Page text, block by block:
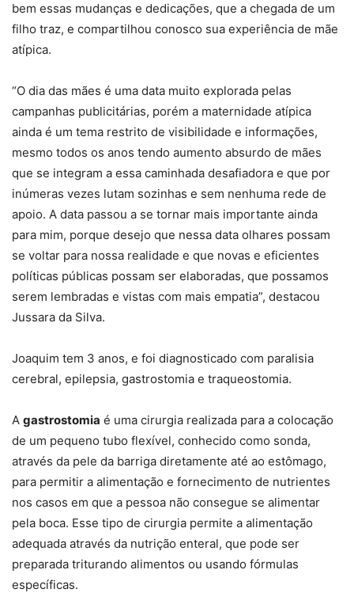
bem essas mudanças e dedicações, que a chegada de um
filho traz, e compartilhou conosco sua experiência de mãe
atípica.
“O dia das mães é uma data muito explorada pelas
campanhas publicitárias, porém a maternidade atípica
ainda é um tema restrito de visibilidade e informações,
mesmo todos os anos tendo aumento absurdo de mães
que se integram a essa caminhada desafiadora e que por
inúmeras vezes lutam sozinhas e sem nenhuma rede de
apoio. A data passou a se tornar mais importante ainda
para mim, porque desejo que nessa data olhares possam
se voltar para nossa realidade e que novas e eficientes
políticas públicas possam ser elaboradas, que possamos
serem lembradas e vistas com mais empatia”, destacou
Jussara da Silva.
Joaquim tem 3 anos, e foi diagnosticado com paralisia
cerebral, epilepsia, gastrostomia e traqueostomia.
A gastrostomia é uma cirurgia realizada para a colocação
de um pequeno tubo flexível, conhecido como sonda,
através da pele da barriga diretamente até ao estômago,
para permitir a alimentação e fornecimento de nutrientes
nos casos em que a pessoa não consegue se alimentar
pela boca. Esse tipo de cirurgia permite a alimentação
adequada através da nutrição enteral, que pode ser
preparada triturando alimentos ou usando fórmulas
específicas.